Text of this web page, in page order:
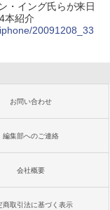
・イング氏らが来日
本紹介
20091208_33
お問い合わせ
編集部へのご連絡
会社概要
商取引法に基づく表示